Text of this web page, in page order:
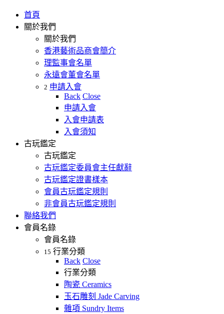
首頁
關於我們
關於我們
香港藝術品商會簡介
理監事會名單
永遠會董會名單
2 申請入會
Back Close
申請入會
入會申請表
入會須知
古玩鑑定
古玩鑑定
古玩鑑定委員會主任獻辭
古玩鑑定證書樣本
會員古玩鑑定規則
非會員古玩鑑定規則
聯絡我們
會員名錄
會員名錄
15 行業分類
Back Close
行業分類
陶瓷 Ceramics
玉石雕刻 Jade Carving
雜項 Sundry Items